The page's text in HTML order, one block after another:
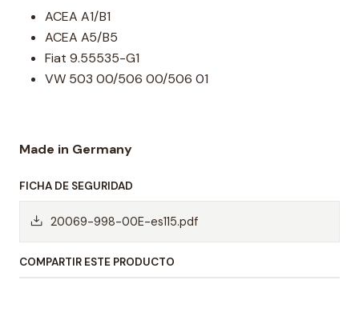
ACEA A1/B1
ACEA A5/B5
Fiat 9.55535-G1
VW 503 00/506 00/506 01
Made in Germany
FICHA DE SEGURIDAD
20069-998-00E-es115.pdf
COMPARTIR ESTE PRODUCTO